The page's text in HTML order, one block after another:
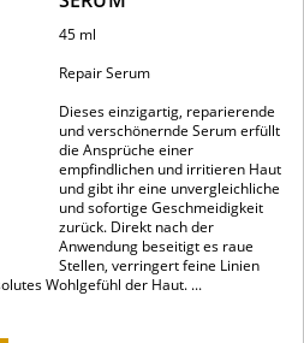
45 ml
Repair Serum
Dieses einzigartig, reparierende
und verschönernde Serum erfüllt
die Ansprüche einer
empfindlichen und irritieren Haut
und gibt ihr eine unvergleichliche
und sofortige Geschmeidigkeit
zurück. Direkt nach der
Anwendung beseitigt es raue
Stellen, verringert feine Linien
Wohlgefühl der Haut. ...